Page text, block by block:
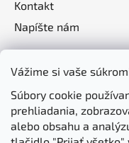
Vážime si vaše
Súbory cookie
prehliadania,
alebo obsahu a
Kontakt
Napíšte nám